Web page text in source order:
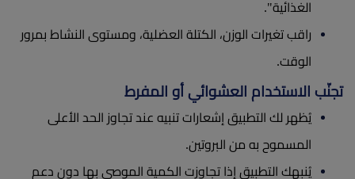
الغذائية".
راقب تغيرات الوزن، الكتلة العضلية، ومستوى النشاط بمرور
الوقت.
تجنّب الاستخدام العشوائي أو المفرط
يُظهر لك التطبيق إشعارات تنبيه عند تجاوز الحد الأعلى
المسموح به من البروتين.
يُنبهك التطبيق إذا تجاوزت الكمية الموصى بها دون دعم